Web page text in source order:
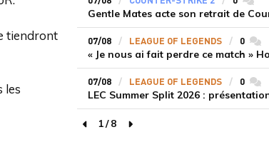
tiendront
les
07/08 LEAGUE OF LEGENDS 0
07/08 LEAGUE OF LEGENDS 0
page précédente
1/8
page suivante